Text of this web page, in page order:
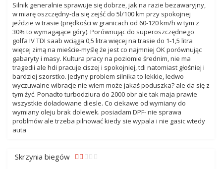
Silnik generalnie sprawuje się dobrze, jak na razie bezawaryjny,
w miarę oszczędny-da się zejść do 5l/100 km przy spokojnej
jeździe w trasie (prędkości w granicach od 60-120 km/h w tym z
30% to wymagające góry). Porównując do superoszczędnego
golfa IV TDI saab wciąga 0,5 litra więcej na trasie do 1-1,5 litra
więcej zimą na mieście-myślę że jest co najmniej OK porównując
gabaryty i masy. Kultura pracy na poziomie średnim, nie ma
tragedii ale hdi pracuje ciszej i spokojniej, tdi natomiast głośniej i
bardziej szorstko. Jedyny problem silnika to lekkie, ledwo
wyczuwalne wibracje nie wiem może jakaś poduszka? ale da się z
tym żyć. Ponadto turbodziura do 2000 obr ale tak maja prawie
wszystkie doładowane diesle. Co ciekawe od wymiany do
wymiany oleju brak dolewek. posiadam DPF- nie sprawa
problmów ale trzeba pilnować kiedy sie wypala i nie gasic wtedy
auta
Skrzynia biegów